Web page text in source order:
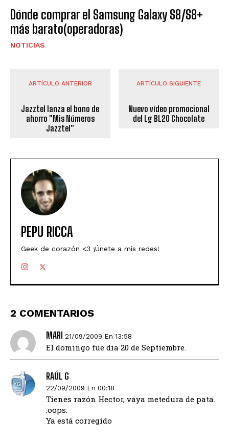
Dónde comprar el Samsung Galaxy S8/S8+
más barato(operadoras)
NOTICIAS
ARTÍCULO ANTERIOR
Jazztel lanza el bono de
ahorro "Mis Números
Jazztel"
ARTÍCULO SIGUIENTE
Nuevo vídeo promocional
del Lg BL20 Chocolate
PEPU RICCA
Geek de corazón <3 ¡Únete a mis redes!
2 COMENTARIOS
MARI 21/09/2009 En 13:58
El domingo fue dia 20 de Septiembre.
RAÚL G
22/09/2009 En 00:18
Tienes razón Hector, vaya metedura de pata.
:oops:
Ya está corregido